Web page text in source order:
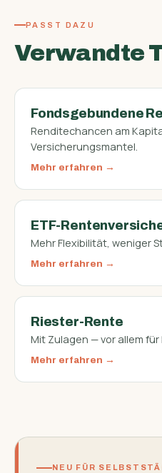
PASST DAZU
Verwandte
Fondsgebundene
Renditechancen am
Versicherungsmantel.
Mehr erfahren
ETF-
Mehr Flexibilität, weniger
Mehr erfahren
Riester-Rente
Mit Zulagen — vor allem für
Mehr erfahren
NEU FÜR